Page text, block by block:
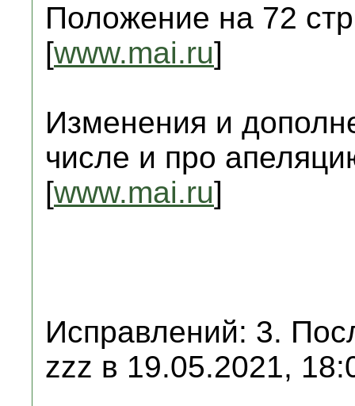
Положение на 72
[www.mai.ru]
Изменения и
числе и про
[www.mai.ru]
Исправлений: 3.
zzz в 19.05.2021,